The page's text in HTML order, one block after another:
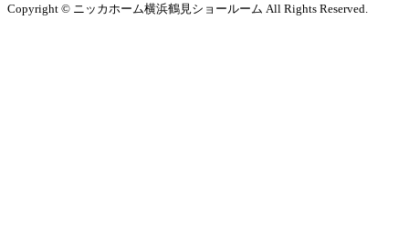
Copyright © ニッカホーム横浜鶴見ショールーム All Rights Reserved.